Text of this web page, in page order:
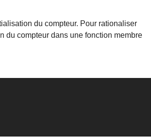
du compteur. Pour rationaliser
du compteur dans une fonction membre